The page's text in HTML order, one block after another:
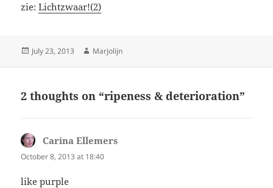
zie:Lichtzwaar!(2)
Posted
July 23, 2013 Author
Marjolijn
2 thoughts on “ripeness & deterioration”
Carina Ellemers
October 8, 2013 at 18:40
like purple